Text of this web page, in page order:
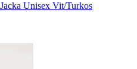
Unisex Vit/Turkos